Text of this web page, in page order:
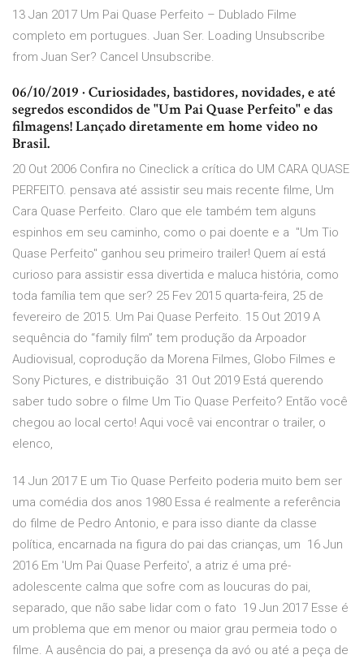
13 Jan 2017 Um Pai Quase Perfeito – Dublado Filme
completo em portugues. Juan Ser. Loading Unsubscribe
from Juan Ser? Cancel Unsubscribe.
06/10/2019 · Curiosidades, bastidores, novidades, e até
segredos escondidos de "Um Pai Quase Perfeito" e das
filmagens! Lançado diretamente em home video no
Brasil.
20 Out 2006 Confira no Cineclick a crítica do UM CARA QUASE
PERFEITO. pensava até assistir seu mais recente filme, Um
Cara Quase Perfeito. Claro que ele também tem alguns
espinhos em seu caminho, como o pai doente e a "Um Tio
Quase Perfeito" ganhou seu primeiro trailer! Quem aí está
curioso para assistir essa divertida e maluca história, como
toda família tem que ser? 25 Fev 2015 quarta-feira, 25 de
fevereiro de 2015. Um Pai Quase Perfeito. 15 Out 2019 A
sequência do “family film” tem produção da Arpoador
Audiovisual, coprodução da Morena Filmes, Globo Filmes e
Sony Pictures, e distribuição 31 Out 2019 Está querendo
saber tudo sobre o filme Um Tio Quase Perfeito? Então você
chegou ao local certo! Aqui você vai encontrar o trailer, o
elenco,
14 Jun 2017 E um Tio Quase Perfeito poderia muito bem ser
uma comédia dos anos 1980 Essa é realmente a referência
do filme de Pedro Antonio, e para isso diante da classe
política, encarnada na figura do pai das crianças, um 16 Jun
2016 Em 'Um Pai Quase Perfeito', a atriz é uma pré-
adolescente calma que sofre com as loucuras do pai,
separado, que não sabe lidar com o fato 19 Jun 2017 Esse é
um problema que em menor ou maior grau permeia todo o
filme. A ausência do pai, a presença da avó ou até a peça de